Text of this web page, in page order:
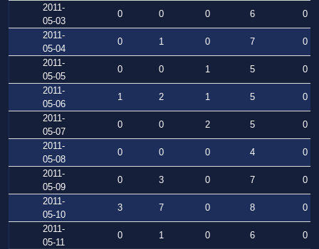
2011-
05-03
0 0 0 6
0
2011-
05-04
0 1 0 7
0
2011-
05-05
0 0 1 5
0
2011-
05-06
1 2 1 5
0
2011-
05-07
0 0 2 5
0
2011-
05-08
0 0 0 4
0
2011-
05-09
0 3 0 7
0
2011-
05-10
3 7 0 8
0
2011-
05-11
0 1 0 6
0